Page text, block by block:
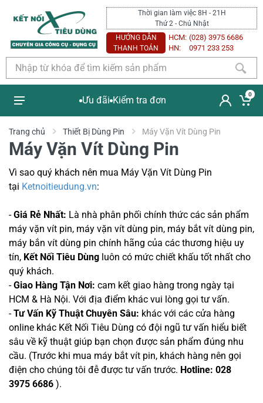
Thời gian làm việc 8H - 21H
Thứ 2 - Chủ Nhật
HƯỚNG DẪN
THANH TOÁN
HCM: (028) 3975 6686
HN:
0971 233 253
Ưu đãi Kiểm tra đơn
0
Trang chủ Thiết Bị Dùng Pin Máy Vặn Vít Dùng Pin
Máy Vặn Vít Dùng Pin
Vì sao quý khách nên mua Máy Vặn Vít Dùng Pin
tại Ketnoitieudung.vn:
-Giá Rẻ Nhất: Là nhà phân phối chính thức các sản phẩm
máy vặn vít pin, máy vặn vít dùng pin, máy bắt vít dùng pin,
máy bắn vít dùng pin chính hãng của các thương hiệu uy
tín, Kết Nối Tiêu Dùng luôn có mức chiết khấu tốt nhất cho
quý khách.
-Giao Hàng Tận Nơi: cam kết giao hàng trong ngày tại
HCM & Hà Nội. Với địa điểm khác vui lòng gọi tư vấn.
-Tư Vấn Kỹ Thuật Chuyên Sâu: khác với các cửa hàng
online khác Kết Nối Tiêu Dùng có đội ngũ tư vấn hiểu biết
sâu về kỹ thuật giúp bạn chọn được sản phẩm đúng nhu
cầu. (Trước khi mua máy bắt vít pin, khách hàng nên gọi
điện cho chúng tôi đễ được tư vấn trước. Hotline: 028
3975 6686 ).